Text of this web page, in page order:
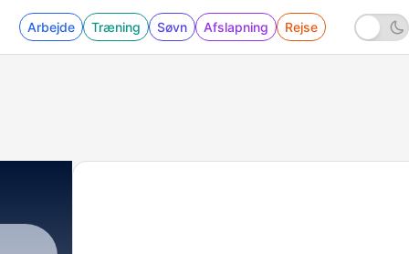
Arbejde Træning Søvn Afslapning Rejse